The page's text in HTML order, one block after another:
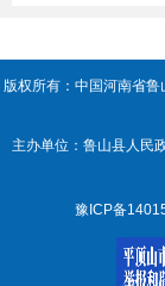
版权所有：中国河南省
主办单位：鲁山县人民
豫ICP备